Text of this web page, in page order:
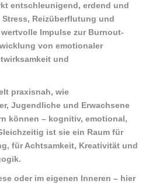
entschleunigend, erdend und
Reizüberflutung und
Impulse zur Burnout-
von emotionaler
und
praxisnah, wie
Jugendliche und Erwachsene
können – kognitiv, emotional,
ist sie ein Raum für
für Achtsamkeit, Kreativität und
.
oder im eigenen Inneren – hier